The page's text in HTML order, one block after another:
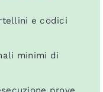
e codici
minimi di